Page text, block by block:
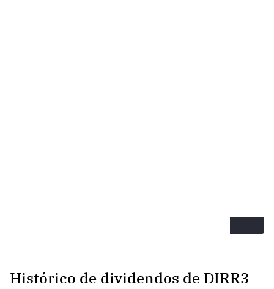
Histórico de dividendos de DIRR3